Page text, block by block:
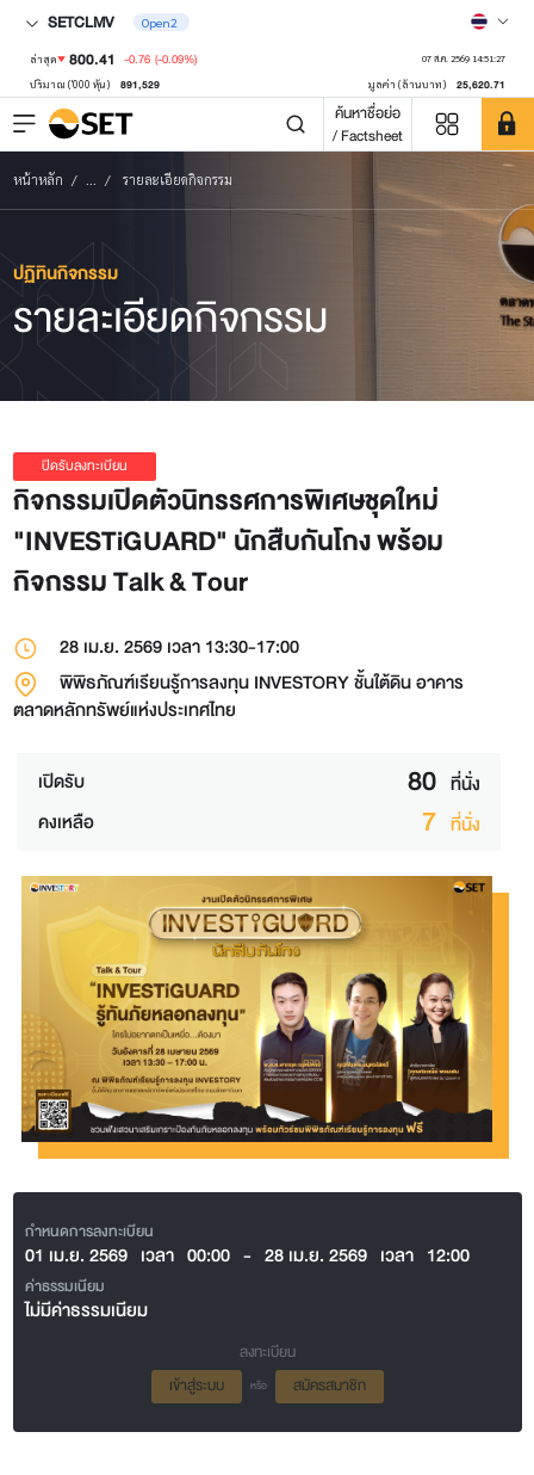
SETCLMV Open2
ล่าสุด 800.41 -0.76 (-0.09%) 07 ส.ค. 2569 14:51:27
ปริมาณ ('000 หุ้น) 891,529 มูลค่า (ล้านบาท) 25,620.71
ค้นหาชื่อย่อ
/ Factsheet
หน้าหลัก ... รายละเอียดกิจกรรม
ปฏิทินกิจกรรม
รายละเอียดกิจกรรม
ปิดรับลงทะเบียน
กิจกรรมเปิดตัวนิทรรศการพิเศษชุดใหม่
"INVESTiGUARD" นักสืบกันโกง พร้อม
กิจกรรม Talk & Tour
28 เม.ย. 2569 เวลา 13:30-17:00
พิพิธภัณฑ์เรียนรู้การลงทุน INVESTORY ชั้นใต้ดิน อาคาร
ตลาดหลักทรัพย์แห่งประเทศไทย
เปิดรับ 80 ที่นั่ง
คงเหลือ
7 ที่นั่ง
กำหนดการลงทะเบียน
01 เม.ย. 2569 เวลา 00:00 - 28 เม.ย. 2569 เวลา 12:00
ค่าธรรมเนียม
ไม่มีค่าธรรมเนียม
ลงทะเบียน
เข้าสู่ระบบ
หรือ สมัครสมาชิก